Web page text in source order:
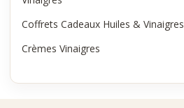
Coffrets Cadeaux Huiles & Vinaigres
Crèmes Vinaigres